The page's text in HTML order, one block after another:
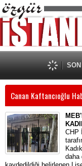
Canan Kaftancıoğlu
CHP
daha